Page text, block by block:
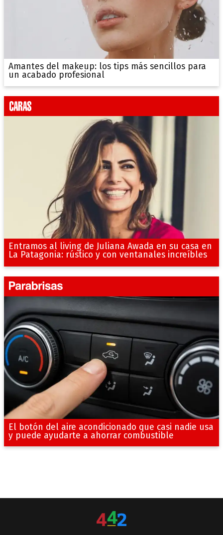
Amantes del makeup: los tips más sencillos para
un acabado profesional
Entramos al living de Juliana Awada en su casa en
La Patagonia: rústico y con ventanales increíbles
El botón del aire acondicionado que casi nadie usa
y puede ayudarte a ahorrar combustible